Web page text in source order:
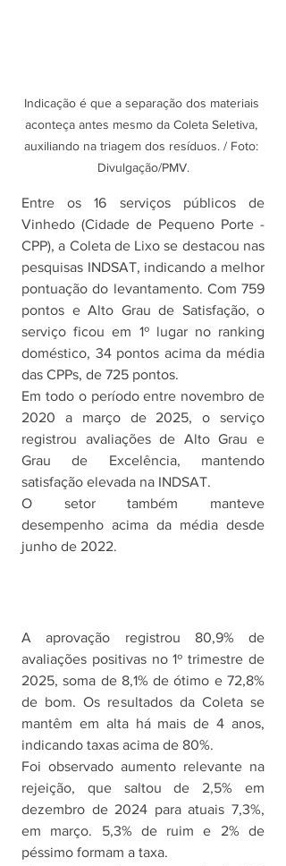
Indicação é que a separação dos materiais
aconteça antes mesmo da Coleta Seletiva,
auxiliando na triagem dos resíduos. / Foto:
Divulgação/PMV.
Entre os 16 serviços públicos de
Vinhedo (Cidade de Pequeno Porte -
CPP), a Coleta de Lixo se destacou nas
pesquisas INDSAT, indicando a melhor
pontuação do levantamento. Com 759
pontos e Alto Grau de Satisfação, o
serviço ficou em 1º lugar no ranking
doméstico, 34 pontos acima da média
das CPPs, de 725 pontos.
Em todo o período entre novembro de
2020 a março de 2025, o serviço
registrou avaliações de Alto Grau e
Grau de Excelência, mantendo
satisfação elevada na INDSAT.
O setor também manteve
desempenho acima da média desde
junho de 2022.
A aprovação registrou 80,9% de
avaliações positivas no 1º trimestre de
2025, soma de 8,1% de ótimo e 72,8%
de bom. Os resultados da Coleta se
mantêm em alta há mais de 4 anos,
indicando taxas acima de 80%.
Foi observado aumento relevante na
rejeição, que saltou de 2,5% em
dezembro de 2024 para atuais 7,3%,
em março. 5,3% de ruim e 2% de
péssimo formam a taxa.